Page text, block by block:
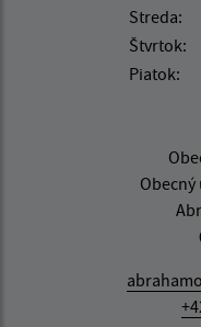
Streda:
Štvrtok:
Piatok: